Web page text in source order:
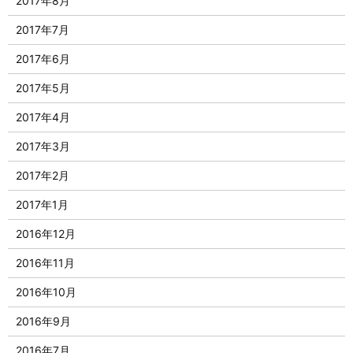
2017年7月
2017年6月
2017年5月
2017年4月
2017年3月
2017年2月
2017年1月
2016年12月
2016年11月
2016年10月
2016年9月